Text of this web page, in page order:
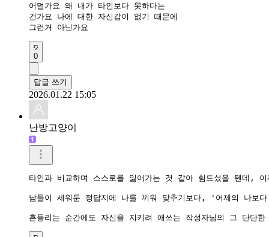
어덜가요 왜 내가 타인보다 못하다는
건가요 나에 대한 자신감이 없기 때문에
그런거 아닌가요
0
답글 쓰기
2026.01.22 15:05
난방고양이
타인과 비교하며 스스로를 잃어가는 것 같아 힘드셨을 텐데,
남들이 세워둔 정답지에 나를 끼워 맞추기보다, '어제의 나보
흔들리는 순간에도 자신을 지키려 애쓰는 작성자님의 그 단단